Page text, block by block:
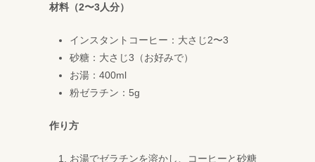
材料（2〜3人分）
インスタントコーヒー：大さじ2〜3
砂糖：大さじ3（お好みで）
お湯：400ml
粉ゼラチン：5g
作り方
お湯でゼラチンを溶かし、コーヒーと砂糖